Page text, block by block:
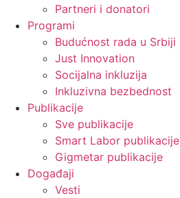
Partneri i donatori
Programi
Budućnost rada u Srbiji
Just Innovation
Socijalna inkluzija
Inkluzivna bezbednost
Publikacije
Sve publikacije
Smart Labor publikacije
Gigmetar publikacije
Događaji
Vesti